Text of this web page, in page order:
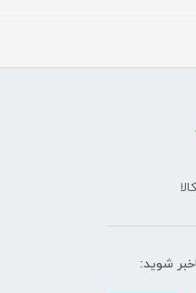
شوید: